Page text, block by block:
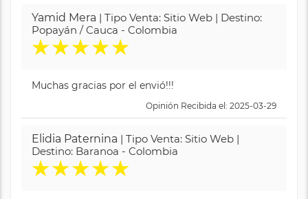
Yamid Mera | Tipo Venta: Sitio Web | Destino:
Popayán / Cauca - Colombia
★★★★★
Muchas gracias por el envió!!!
Opinión Recibida el: 2025-03-29
Elidia Paternina | Tipo Venta: Sitio Web |
Destino: Baranoa - Colombia
★★★★★